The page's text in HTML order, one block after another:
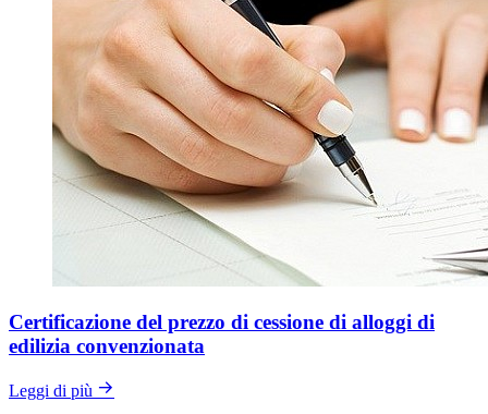
Certificazione del prezzo di cessione di alloggi di
edilizia convenzionata
Leggi di più